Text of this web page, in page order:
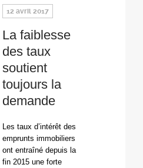
12 avril 2017
La faiblesse
des taux
soutient
toujours la
demande
Les taux d’intérêt des
emprunts immobiliers
ont entraîné depuis la
fin 2015 une forte